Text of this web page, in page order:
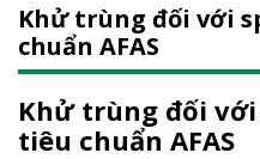
Khử trùng đối với
chuẩn AFAS
Khử trùng đối
tiêu chuẩn AFAS